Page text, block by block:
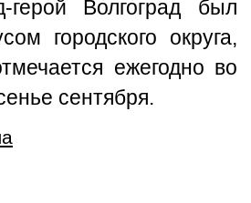
герой Волгоград был
городского округа,
ежегодно во
сентября.